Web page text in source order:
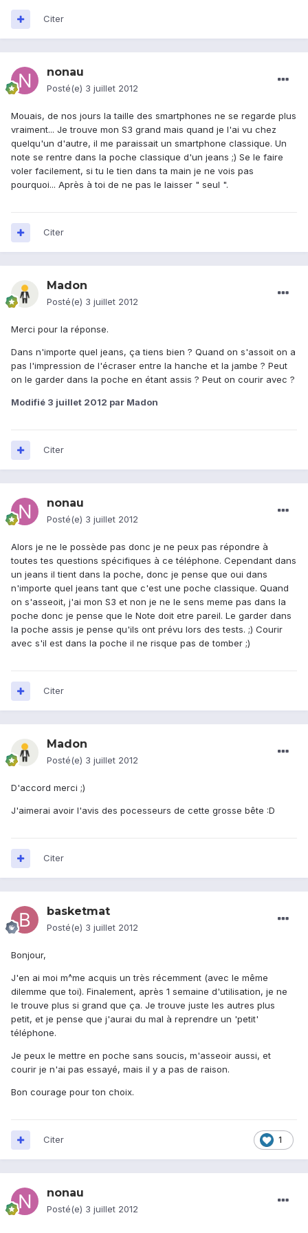
Citer
nonau
Posté(e) 3 juillet 2012
Mouais, de nos jours la taille des smartphones ne se regarde plus
vraiment... Je trouve mon S3 grand mais quand je l'ai vu chez
quelqu'un d'autre, il me paraissait un smartphone classique. Un
note se rentre dans la poche classique d'un jeans ;) Se le faire
voler facilement, si tu le tien dans ta main je ne vois pas
pourquoi... Après à toi de ne pas le laisser " seul ".
Citer
Madon
Posté(e) 3 juillet 2012
Merci pour la réponse.
Dans n'importe quel jeans, ça tiens bien ? Quand on s'assoit on a
pas l'impression de l'écraser entre la hanche et la jambe ? Peut
on le garder dans la poche en étant assis ? Peut on courir avec ?
Modifié 3 juillet 2012 par Madon
Citer
nonau
Posté(e) 3 juillet 2012
Alors je ne le possède pas donc je ne peux pas répondre à
toutes tes questions spécifiques à ce téléphone. Cependant dans
un jeans il tient dans la poche, donc je pense que oui dans
n'importe quel jeans tant que c'est une poche classique. Quand
on s'asseoit, j'ai mon S3 et non je ne le sens meme pas dans la
poche donc je pense que le Note doit etre pareil. Le garder dans
la poche assis je pense qu'ils ont prévu lors des tests. ;) Courir
avec s'il est dans la poche il ne risque pas de tomber ;)
Citer
Madon
Posté(e) 3 juillet 2012
D'accord merci ;)
J'aimerai avoir l'avis des pocesseurs de cette grosse bête :D
Citer
basketmat
Posté(e) 3 juillet 2012
Bonjour,
J'en ai moi m^me acquis un très récemment (avec le même
dilemme que toi). Finalement, après 1 semaine d'utilisation, je ne
le trouve plus si grand que ça. Je trouve juste les autres plus
petit, et je pense que j'aurai du mal à reprendre un 'petit'
téléphone.
Je peux le mettre en poche sans soucis, m'asseoir aussi, et
courir je n'ai pas essayé, mais il y a pas de raison.
Bon courage pour ton choix.
1
Citer
nonau
Posté(e) 3 juillet 2012